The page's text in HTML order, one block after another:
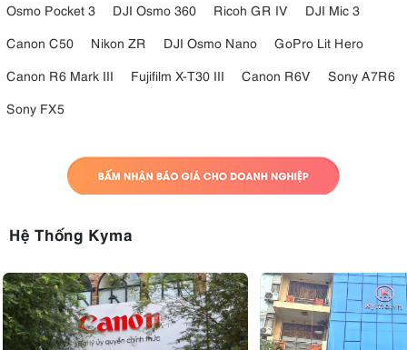
Osmo Pocket 3
DJI Osmo 360 Ricoh GR IV
DJI Mic 3
Canon C50
Nikon ZR DJI Osmo Nano
GoPro Lit Hero
Canon R6 Mark III
Fujifilm X-T30 III Canon R6V
Sony A7R6
Sony FX5
Hệ Thống Kyma